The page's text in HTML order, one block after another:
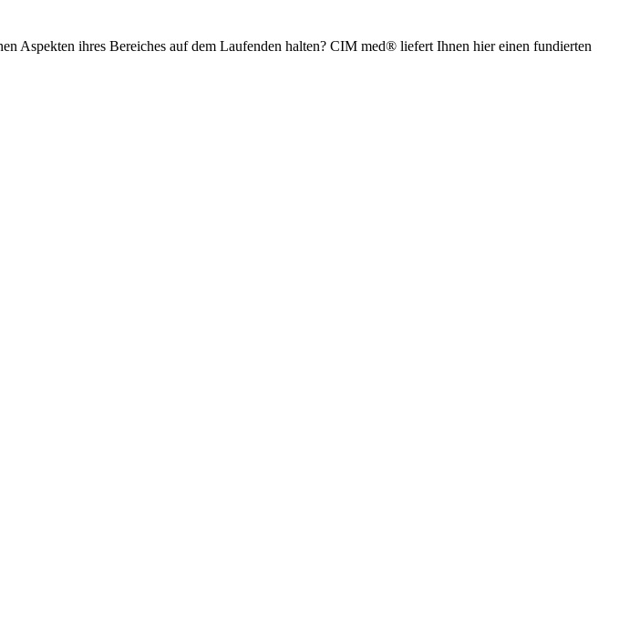
Aspekten ihres Bereiches auf dem Laufenden halten? CIM med® liefert Ihnen hier einen fundierten